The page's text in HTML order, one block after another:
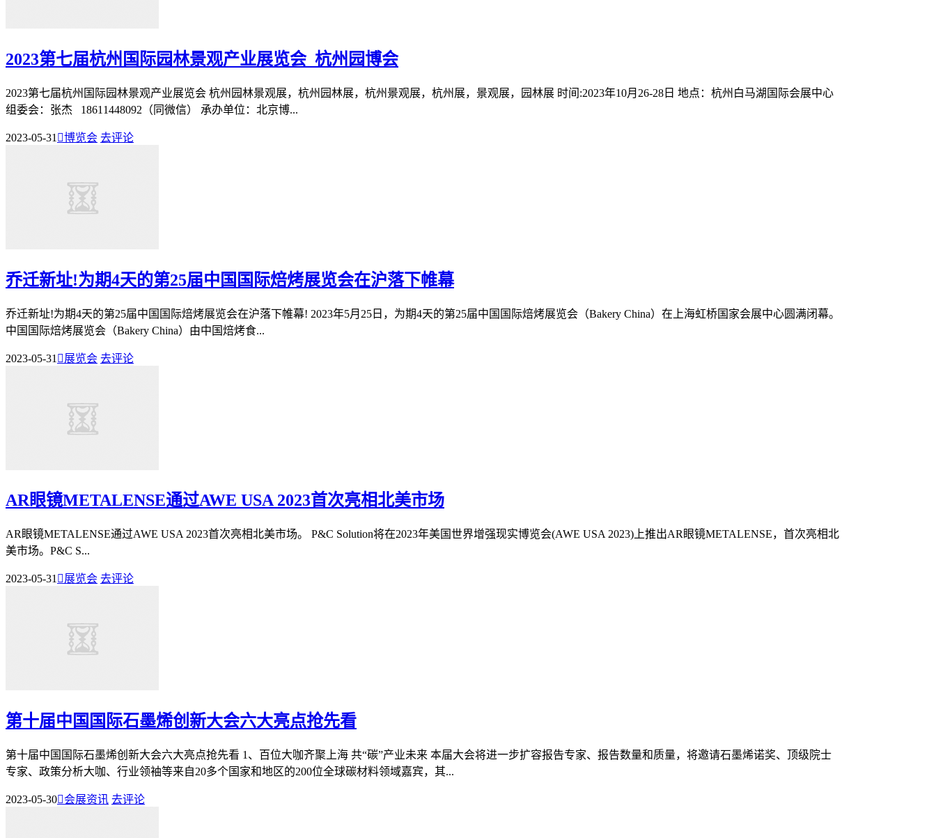
2023第七届杭州国际园林景观产业展览会_杭州园博会
2023第七届杭州国际园林景观产业展览会 杭州园林景观展，杭州园林展，杭州景观展，杭州展，景观展，园林展 时间:2023年10月26-28日 地点：杭州白马湖国际会展中心
组委会：张杰 18611448092（同微信） 承办单位：北京博...
2023-05-31 博览会 去评论
乔迁新址!为期4天的第25届中国国际焙烤展览会在沪落下帷幕
乔迁新址!为期4天的第25届中国国际焙烤展览会在沪落下帷幕! 2023年5月25日，为期4天的第25届中国国际焙烤展览会（Bakery China）在上海虹桥国家会展中心圆满闭幕。
中国国际焙烤展览会（Bakery China）由中国焙烤食...
2023-05-31 展览会 去评论
AR眼镜METALENSE通过AWE USA 2023首次亮相北美市场
AR眼镜METALENSE通过AWE USA 2023首次亮相北美市场。 P&C Solution将在2023年美国世界增强现实博览会(AWE USA 2023)上推出AR眼镜METALENSE，首次亮相北
美市场。P&C S...
2023-05-31 展览会 去评论
第十届中国国际石墨烯创新大会六大亮点抢先看
第十届中国国际石墨烯创新大会六大亮点抢先看 1、百位大咖齐聚上海 共“碳”产业未来 本届大会将进一步扩容报告专家、报告数量和质量，将邀请石墨烯诺奖、顶级院士
专家、政策分析大咖、行业领袖等来自20多个国家和地区的200位全球碳材料领域嘉宾，其...
2023-05-30会展资讯 去评论